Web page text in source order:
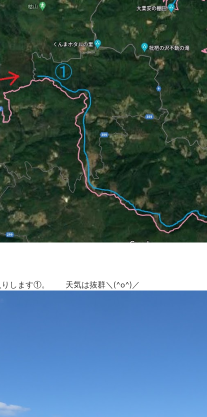
りします①。 天気は抜群＼(^o^)／